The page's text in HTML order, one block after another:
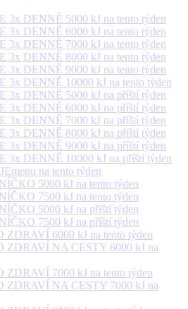
3x DENNĚ 5000 kJ na tento týden
3x DENNĚ 6000 kJ na tento týden
3x DENNĚ 7000 kJ na tento týden
3x DENNĚ 8000 kJ na tento týden
3x DENNĚ 9000 kJ na tento týden
3x DENNĚ 10000 kJ na tento týden
3x DENNĚ 5000 kJ na příští týden
3x DENNĚ 6000 kJ na příští týden
3x DENNĚ 7000 kJ na příští týden
3x DENNĚ 8000 kJ na příští týden
3x DENNĚ 9000 kJ na příští týden
3x DENNĚ 10000 kJ na příští týden
na tento týden
5000 kJ na tento týden
7500 kJ na tento týden
5000 kJ na příští týden
7500 kJ na příští týden
ZDRAVÍ 6000 kJ na tento týden
ZDRAVÍ NA CESTY 6000 kJ na
ZDRAVÍ 7000 kJ na tento týden
ZDRAVÍ NA CESTY 7000 kJ na